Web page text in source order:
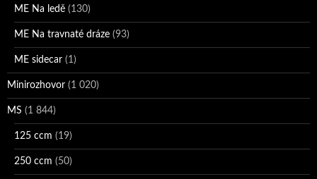
ME Na ledě (130)
ME Na travnaté dráze (93)
ME sidecar (1)
Minirozhovor (1 020)
MS (1 844)
125 ccm (19)
250 ccm (50)